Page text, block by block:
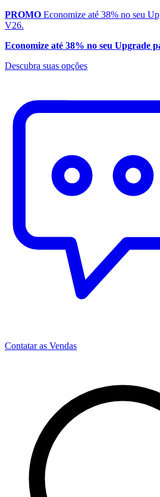
PROMO Economize até 38% no seu
V26.
Economize até 38% no seu Upgrade
Descubra suas opções
Contatar as Vendas